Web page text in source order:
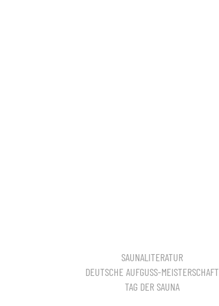
SAUNALITERATUR
DEUTSCHE AUFGUSS-MEISTERSCHAFT
TAG DER SAUNA